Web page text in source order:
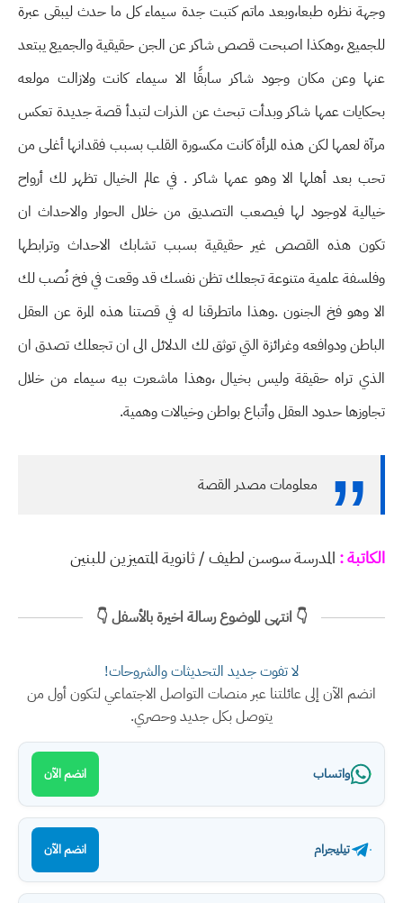
وجهة نظره طبعا،وبعد ماتم كتبت جدة سيماء كل ما حدث ليبقى عبرة
للجميع ،وهكذا اصبحت قصص شاكر عن الجن حقيقية والجميع يبتعد
عنها وعن مكان وجود شاكر سابقًا الا سيماء كانت ولازالت مولعه
بحكايات عمها شاكر وبدأت تبحث عن الذرات لتبدأ قصة جديدة تعكس
مرآة لعمها لكن هذه المرأة كانت مكسورة القلب بسبب فقدانها أغلى من
تحب بعد أهلها الا وهو عمها شاكر . في عالم الخيال تظهر لك أرواح
خيالية لاوجود لها فيصعب التصديق من خلال الحوار والاحداث ان
تكون هذه القصص غير حقيقية بسبب تشابك الاحداث وترابطها
وفلسفة علمية متنوعة تجعلك تظن نفسك قد وقعت في فخ نُصب لك
الا وهو فخ الجنون .وهذا ماتطرقنا له في قصتنا هذه المرة عن العقل
الباطن ودوافعه وغرائزة التي توثق لك الدلائل الى ان تجعلك تصدق ان
الذي تراه حقيقة وليس بخيال ،وهذا ماشعرت بيه سيماء من خلال
تجاوزها حدود العقل وأتباع بواطن وخيالات وهمية.
معلومات مصدر القصة
الكاتبة : المدرسة سوسن لطيف / ثانوية المتميزين للبنين
👇 انتهى الموضوع رسالة اخيرة بالأسفل 👇
لا تفوت جديد التحديثات والشروحات!
انضم الآن إلى عائلتنا عبر منصات التواصل الاجتماعي لتكون أول من
يتوصل بكل جديد وحصري.
واتساب انضم الآن
تيليجرام انضم الآن